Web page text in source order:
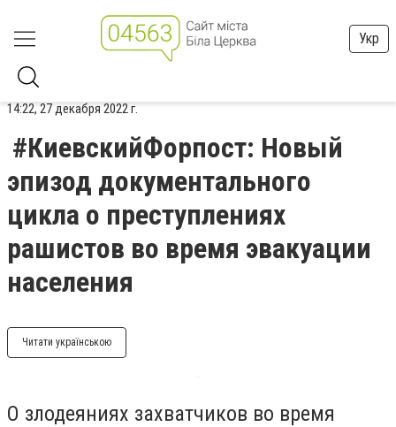
Укр
14:22, 27 декабря 2022 г.
#КиевскийФорпост: Новый
эпизод документального
цикла о преступлениях
рашистов во время эвакуации
населения
Читати українською
О злодеяниях захватчиков во время